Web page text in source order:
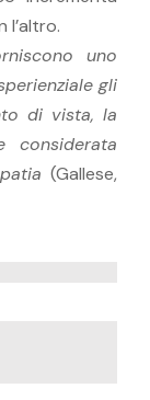
l’altro.
uno
gli
di vista, la
(Gallese,